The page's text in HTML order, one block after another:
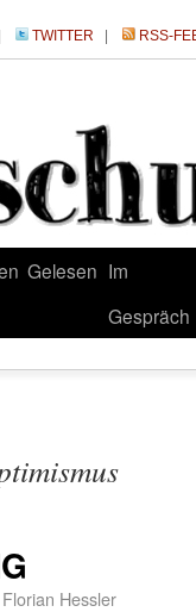
TWITTER RSS-
Gelesen Im
Gespräch
Florian Hessler